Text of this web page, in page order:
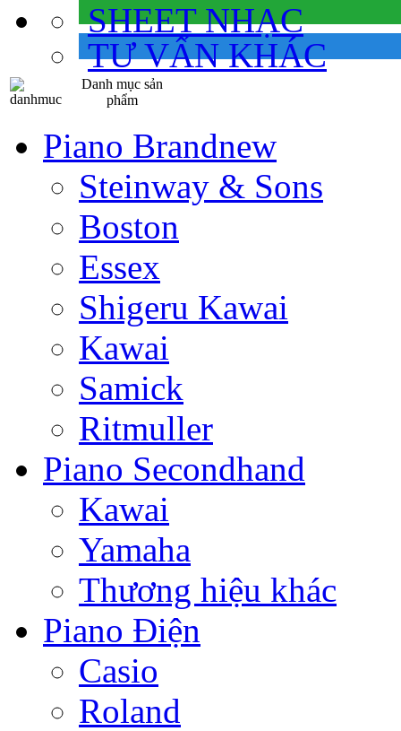
SHEET NHẠC
TƯ VẤN KHÁC
Danh mục sản
phẩm
Piano Brandnew
Steinway & Sons
Boston
Essex
Shigeru Kawai
Kawai
Samick
Ritmuller
Piano Secondhand
Kawai
Yamaha
Thương hiệu khác
Piano Điện
Casio
Roland